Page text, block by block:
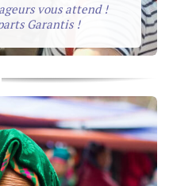
vous attend !
Garantis !